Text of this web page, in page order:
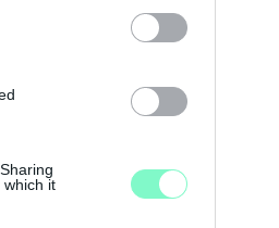
which it
Megkezdték az